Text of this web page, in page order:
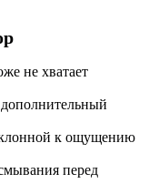
не хватает
к ощущению
перед